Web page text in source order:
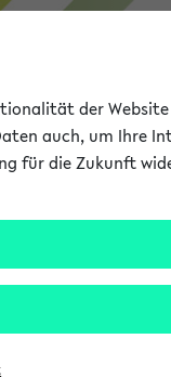
(06.08.26)
der
auch, um Ihre
für die Zukunft